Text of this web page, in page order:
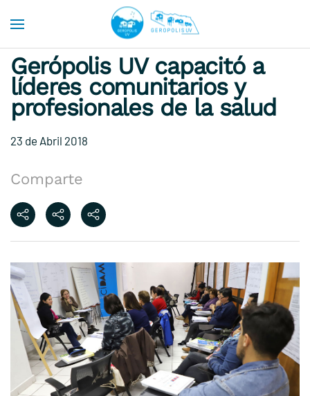
Skip to main content
Gerópolis UV capacitó a
líderes comunitarios y
profesionales de la salud
23 de Abril 2018
Comparte